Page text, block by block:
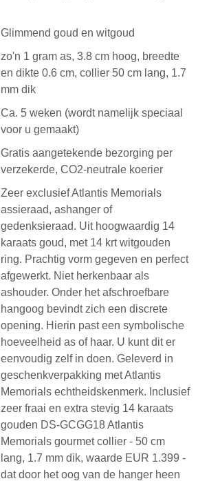
Glimmend goud en witgoud
zo'n 1 gram as, 3.8 cm hoog, breedte
en dikte 0.6 cm, collier 50 cm lang, 1.7
mm dik
Ca. 5 weken (wordt namelijk speciaal
voor u gemaakt)
Gratis aangetekende bezorging per
verzekerde, CO2-neutrale koerier
Zeer exclusief Atlantis Memorials
assieraad, ashanger of
gedenksieraad. Uit hoogwaardig 14
karaats goud, met 14 krt witgouden
ring. Prachtig vorm gegeven en perfect
afgewerkt. Niet herkenbaar als
ashouder. Onder het afschroefbare
hangoog bevindt zich een discrete
opening. Hierin past een symbolische
hoeveelheid as of haar. U kunt dit er
eenvoudig zelf in doen. Geleverd in
geschenkverpakking met Atlantis
Memorials echtheidskenmerk. Inclusief
zeer fraai en extra stevig 14 karaats
gouden DS-GCGG18 Atlantis
Memorials gourmet collier - 50 cm
lang, 1.7 mm dik, waarde EUR 1.399 -
dat door het oog van de hanger heen